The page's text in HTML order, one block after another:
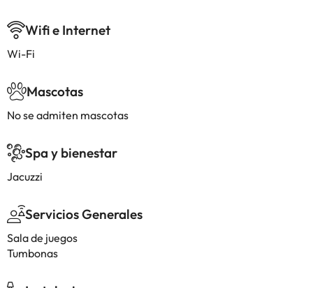
Wifi e Internet
Wi-Fi
Mascotas
No se admiten mascotas
Spa y bienestar
Jacuzzi
Servicios Generales
Sala de juegos
Tumbonas